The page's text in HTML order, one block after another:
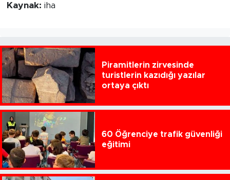
Kaynak: iha
Piramitlerin zirvesinde
turistlerin kazıdığı yazılar
ortaya çıktı
60 Öğrenciye trafik güvenliği
eğitimi